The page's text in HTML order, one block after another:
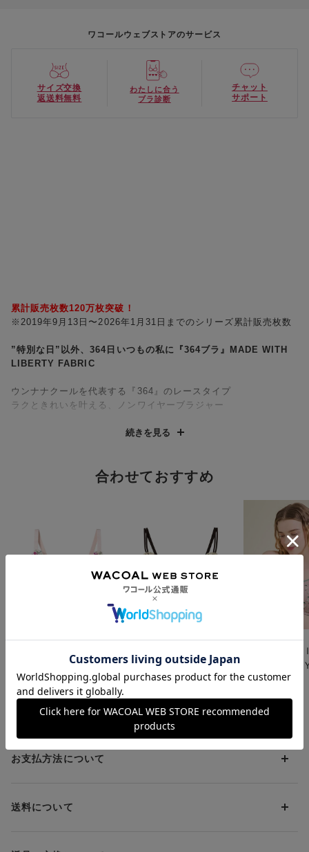
ワコールウェブストアのサービス
サイズ交換
返送料無料
わたしに合う
ブラ診断
チャット
サポート
累計販売枚数120万枚突破！
※2019年9月13日〜2026年1月31日までのシリーズ累計販売枚数
”特別な日”以外、364日いつもの私に『364ブラ』MADE WITH
LIBERTY FABRIC
ウンナナクールを代表する『364』のレースタイプ
ラクときれいを叶える、ノンワイヤーブラジャー
・CB､LGカラーは「Linen Garden」柄、GR､OVカラーは
ュで描いたミドルスケールのデザイン。
で描かれ、どんな空間にも時代を超えた魅力をもたらします。
・バック上辺にゴムを使用していないので、ラクなつけごこち。
・三角パワーネットと2本ストラップの引き上げ構造で、バストの
まるみにフィット。
・ほどよい高さと厚みのウレタン成型カップ（※）がナチュラル
なバストをメイク。※かたちづくられた立体的なカップのこと
・脇高設計で、背中をすっきりととのえる。
・カップ肌側には乾きやすい生地を使用しているので、汗をかい
【大切なお知らせ】
ウンナナクールを代表するノンワイヤーブラジャー
『364ブラ シンプル』と『364ブラ レース』は【2026年春】にリ
ニューアルしました！
リニューアル前の商品は【追加生産の予定はございません】
現在庫がなくなり次第、販売終了となります。
お早めにご覧ください。
■対象品番
旧品番：JB3510（364ブラ レース）→新品番：JB3560
続きを見る
合わせておすすめ
ＬＩＢＥＲＴＹ ＦＡ
ＢＲＩＣ さあ、わた
し レース ３／４カ
ップブラ
¥4,620
猛暑対策応援キャンペーン
４ブラ レース ＭＡ
ＤＥ ＷＩＴＨ ＬＩ
ＩＣ ノンワイヤーブ
ラ
¥4,620
猛暑対策応援キャンペーン
ＭＡＤＥ
ＬＩＢＥＲ
ＢＲＩＣ ナ
ーブラ
¥3,300
お支払方法について
お支払い方法は下記よりお選びいただけます。
代金引換
送料について